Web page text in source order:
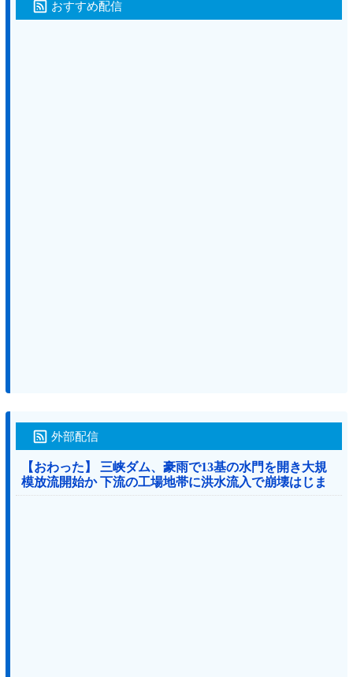
おすすめ配信
外部配信
【おわった】 三峡ダム、豪雨で13基の水門を開き大規
模放流開始か 下流の工場地帯に洪水流入で崩壊はじま
る